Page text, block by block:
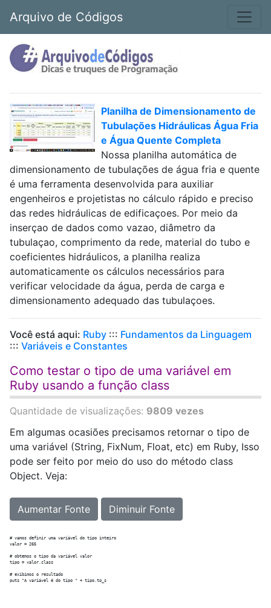
Arquivo de Códigos
Planilha de Dimensionamento de
Tubulações Hidráulicas Água Fria
e Água Quente Completa
Nossa planilha automática de
dimensionamento de tubulações de água fria e quente
é uma ferramenta desenvolvida para auxiliar
engenheiros e projetistas no cálculo rápido e preciso
das redes hidráulicas de edificaçoes. Por meio da
inserçao de dados como vazao, diâmetro da
tubulaçao, comprimento da rede, material do tubo e
coeficientes hidráulicos, a planilha realiza
automaticamente os cálculos necessários para
verificar velocidade da água, perda de carga e
dimensionamento adequado das tubulaçoes.
Você está aqui: Ruby ::: Fundamentos da Linguagem
::: Variáveis e Constantes
Como testar o tipo de uma variável em
Ruby usando a função class
Quantidade de visualizações: 9809 vezes
Em algumas ocasiões precisamos retornar o tipo de
uma variável (String, FixNum, Float, etc) em Ruby, Isso
pode ser feito por meio do uso do método class
Object. Veja:
Aumentar Fonte Diminuir Fonte
# vamos definir uma variável do tipo inteiro
valor = 265
# obtemos o tipo da variável valor
tipo = valor.class
# exibimos o resultado